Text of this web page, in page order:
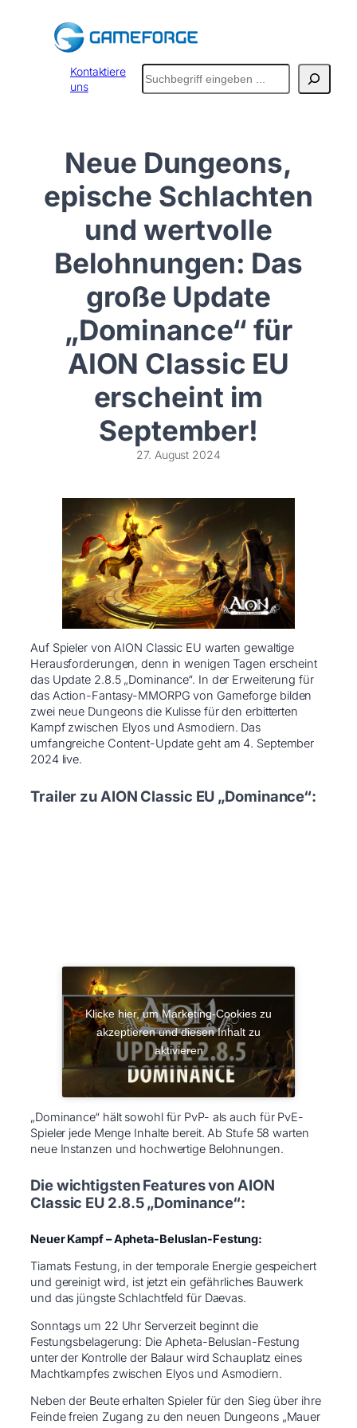
Kontaktiere
uns
Suchen
Neue Dungeons,
epische Schlachten
und wertvolle
Belohnungen: Das
große Update
„Dominance“ für
AION Classic EU
erscheint im
September!
27. August 2024
Auf Spieler von AION Classic EU warten gewaltige
Herausforderungen, denn in wenigen Tagen erscheint
das Update 2.8.5 „Dominance“. In der Erweiterung für
das Action-Fantasy-MMORPG von Gameforge bilden
zwei neue Dungeons die Kulisse für den erbitterten
Kampf zwischen Elyos und Asmodiern. Das
umfangreiche Content-Update geht am 4. September
2024 live.
Trailer zu AION Classic EU „Dominance“:
Klicke hier, um Marketing-Cookies zu
akzeptieren und diesen Inhalt zu
aktivieren
„Dominance“ hält sowohl für PvP- als auch für PvE-
Spieler jede Menge Inhalte bereit. Ab Stufe 58 warten
neue Instanzen und hochwertige Belohnungen.
Die wichtigsten Features von AION
Classic EU 2.8.5 „Dominance“:
Neuer Kampf – Apheta-Beluslan-Festung:
Tiamats Festung, in der temporale Energie gespeichert
und gereinigt wird, ist jetzt ein gefährliches Bauwerk
und das jüngste Schlachtfeld für Daevas.
Sonntags um 22 Uhr Serverzeit beginnt die
Festungsbelagerung: Die Apheta-Beluslan-Festung
unter der Kontrolle der Balaur wird Schauplatz eines
Machtkampfes zwischen Elyos und Asmodiern.
Neben der Beute erhalten Spieler für den Sieg über ihre
Feinde freien Zugang zu den neuen Dungeons „Mauer